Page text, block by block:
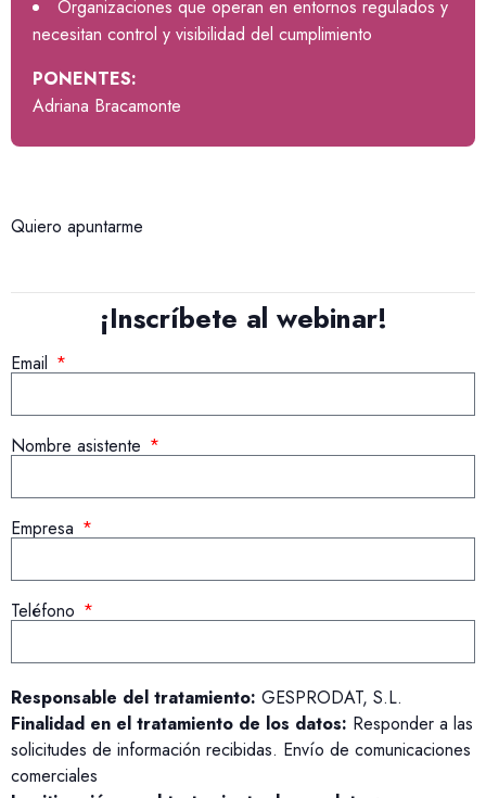
Organizaciones que operan en entornos regulados y
necesitan control y visibilidad del cumplimiento
PONENTES:
Adriana Bracamonte
Quiero apuntarme
¡Inscríbete al webinar!
Email
Nombre asistente
Empresa
Teléfono
Responsable del tratamiento: GESPRODAT, S.L.
Finalidad en el tratamiento de los datos: Responder a las
solicitudes de información recibidas. Envío de comunicaciones
comerciales